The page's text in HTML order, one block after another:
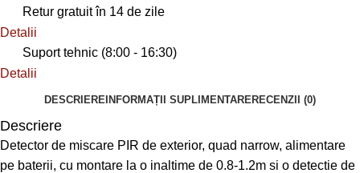
Retur gratuit în 14 de zile
Detalii
Suport tehnic (8:00 - 16:30)
Detalii
DESCRIERE INFORMAȚII SUPLIMENTARERECENZII (0)
Descriere
Detector de miscare PIR de exterior, quad narrow, alimentare
pe baterii, cu montare la o inaltime de 0.8-1.2m si o detectie de